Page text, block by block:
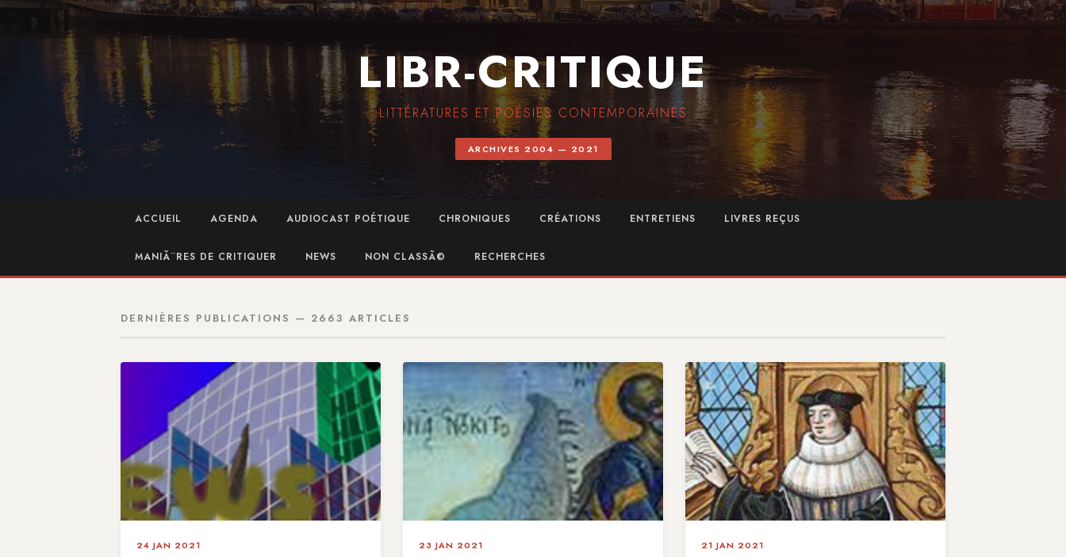
LIBR-CRITIQUE
LITTÉRATURES ET POÉSIES CONTEMPORAINES
ARCHIVES 2004 — 2021
ACCUEIL AGENDA AUDIOCAST POÉTIQUE CHRONIQUES CRÉATIONS ENTRETIENS LIVRES REÇUS
MANIÃ¨RES DE CRITIQUER NEWS NON CLASSÃ© RECHERCHES
DERNIÈRES PUBLICATIONS — 2663 ARTICLES
24 JAN 2021 23 JAN 2021 21 JAN 2021